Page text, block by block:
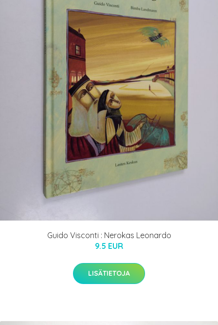
Guido Visconti : Nerokas Leonardo
9.5 EUR
LISÄTIETOJA